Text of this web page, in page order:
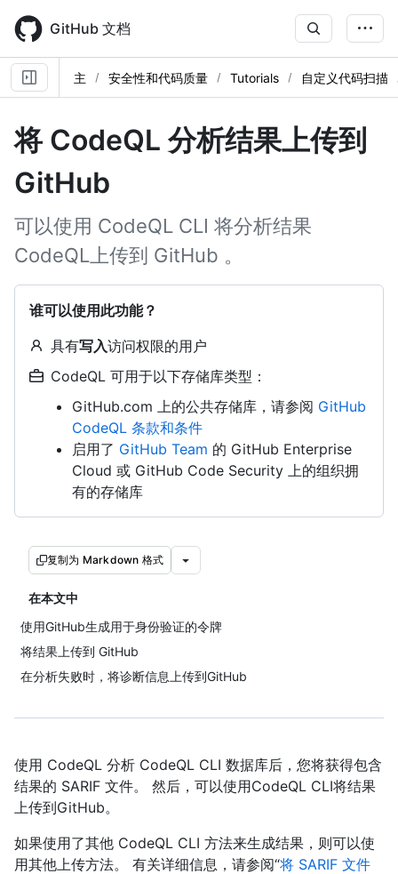
main
content
GitHub 文档
主 安全性和代码质量 Tutorials 自定义代码扫描
将 CodeQL 分析结果上传到
GitHub
可以使用 CodeQL CLI 将分析结果
CodeQL上传到 GitHub 。
谁可以使用此功能？
具有写入访问权限的用户
CodeQL 可用于以下存储库类型：
GitHub.com 上的公共存储库，请参阅 GitHub
CodeQL 条款和条件
启用了 GitHub Team 的 GitHub Enterprise
Cloud 或 GitHub Code Security 上的组织拥
有的存储库
复制为 Markdown 格式
在本文中
使用GitHub生成用于身份验证的令牌
将结果上传到 GitHub
在分析失败时，将诊断信息上传到GitHub
使用 CodeQL 分析 CodeQL CLI 数据库后，您将获得包含
结果的 SARIF 文件。 然后，可以使用CodeQL CLI将结果
上传到GitHub。
如果使用了其他 CodeQL CLI 方法来生成结果，则可以使
用其他上传方法。 有关详细信息，请参阅“将 SARIF 文件